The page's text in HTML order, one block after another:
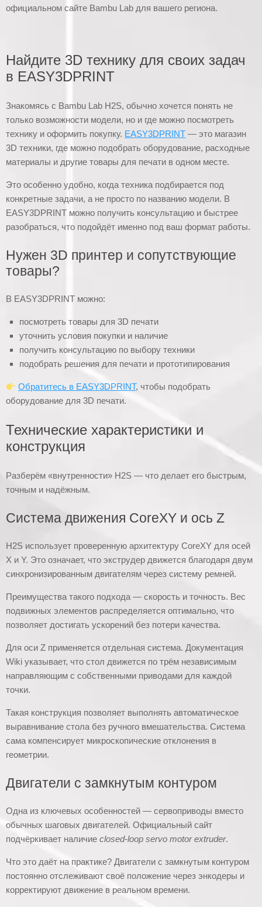
официальном сайте Bambu Lab для вашего региона.
Найдите 3D технику для своих задач
в EASY3DPRINT
Знакомясь с Bambu Lab H2S, обычно хочется понять не
только возможности модели, но и где можно посмотреть
технику и оформить покупку. EASY3DPRINT — это магазин
3D техники, где можно подобрать оборудование, расходные
материалы и другие товары для печати в одном месте.
Это особенно удобно, когда техника подбирается под
конкретные задачи, а не просто по названию модели. В
EASY3DPRINT можно получить консультацию и быстрее
разобраться, что подойдёт именно под ваш формат работы.
Нужен 3D принтер и сопутствующие
товары?
В EASY3DPRINT можно:
посмотреть товары для 3D печати
уточнить условия покупки и наличие
получить консультацию по выбору техники
подобрать решения для печати и прототипирования
Обратитесь в EASY3DPRINT, чтобы подобрать
оборудование для 3D печати.
Технические характеристики и
конструкция
Разберём «внутренности» H2S — что делает его быстрым,
точным и надёжным.
Система движения CoreXY и ось Z
H2S использует проверенную архитектуру CoreXY для осей
X и Y. Это означает, что экструдер движется благодаря двум
синхронизированным двигателям через систему ремней.
Преимущества такого подхода — скорость и точность. Вес
подвижных элементов распределяется оптимально, что
позволяет достигать ускорений без потери качества.
Для оси Z применяется отдельная система. Документация
Wiki указывает, что стол движется по трём независимым
направляющим с собственными приводами для каждой
точки.
Такая конструкция позволяет выполнять автоматическое
выравнивание стола без ручного вмешательства. Система
сама компенсирует микроскопические отклонения в
геометрии.
Двигатели с замкнутым контуром
Одна из ключевых особенностей — сервоприводы вместо
обычных шаговых двигателей. Официальный сайт
подчёркивает наличие closed-loop servo motor extruder.
Что это даёт на практике? Двигатели с замкнутым контуром
постоянно отслеживают своё положение через энкодеры и
корректируют движение в реальном времени.